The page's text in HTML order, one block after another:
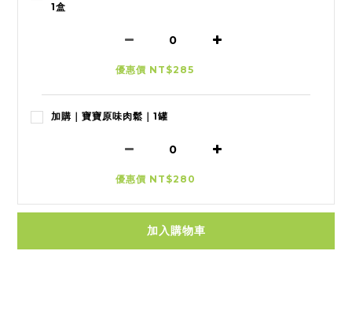
1盒
優惠價 NT$285
加購｜寶寶原味肉鬆｜1罐
優惠價 NT$280
加入購物車